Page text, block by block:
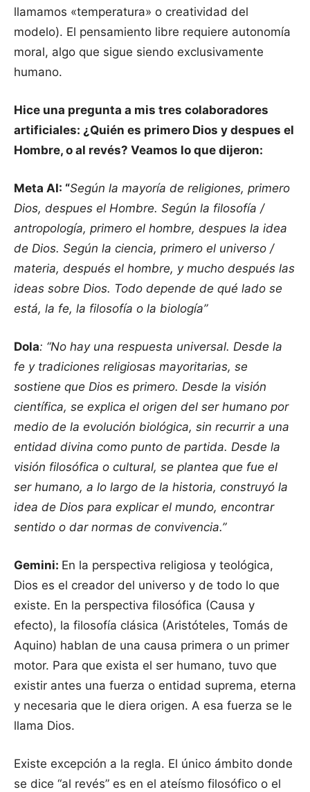
llamamos «temperatura» o creatividad del
modelo). El pensamiento libre requiere autonomía
moral, algo que sigue siendo exclusivamente
humano.
Hice una pregunta a mis tres colaboradores
artificiales: ¿Quién es primero Dios y despues el
Hombre, o al revés? Veamos lo que dijeron:
Meta AI: “Según la mayoría de religiones, primero
Dios, despues el Hombre. Según la filosofía /
antropología, primero el hombre, despues la idea
de Dios. Según la ciencia, primero el universo /
materia, después el hombre, y mucho después las
ideas sobre Dios. Todo depende de qué lado se
está, la fe, la filosofía o la biología”
Dola: “No hay una respuesta universal. Desde la
fe y tradiciones religiosas mayoritarias, se
sostiene que Dios es primero. Desde la visión
científica, se explica el origen del ser humano por
medio de la evolución biológica, sin recurrir a una
entidad divina como punto de partida. Desde la
visión filosófica o cultural, se plantea que fue el
ser humano, a lo largo de la historia, construyó la
idea de Dios para explicar el mundo, encontrar
sentido o dar normas de convivencia.”
Gemini: En la perspectiva religiosa y teológica,
Dios es el creador del universo y de todo lo que
existe. En la perspectiva filosófica (Causa y
efecto), la filosofía clásica (Aristóteles, Tomás de
Aquino) hablan de una causa primera o un primer
motor. Para que exista el ser humano, tuvo que
existir antes una fuerza o entidad suprema, eterna
y necesaria que le diera origen. A esa fuerza se le
llama Dios.
Existe excepción a la regla. El único ámbito donde
se dice “al revés” es en el ateísmo filosófico o el